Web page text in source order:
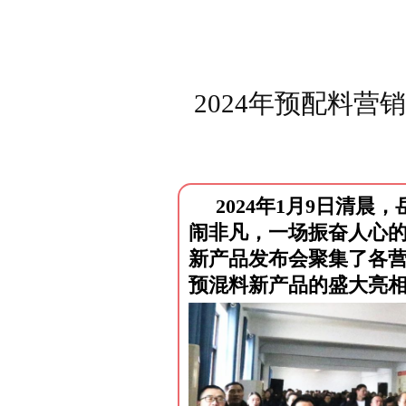
2024年预配料营
2024年1月9日清晨
闹非凡，一场振奋人心
新产品发布会聚集了各
预混料新产品的盛大亮